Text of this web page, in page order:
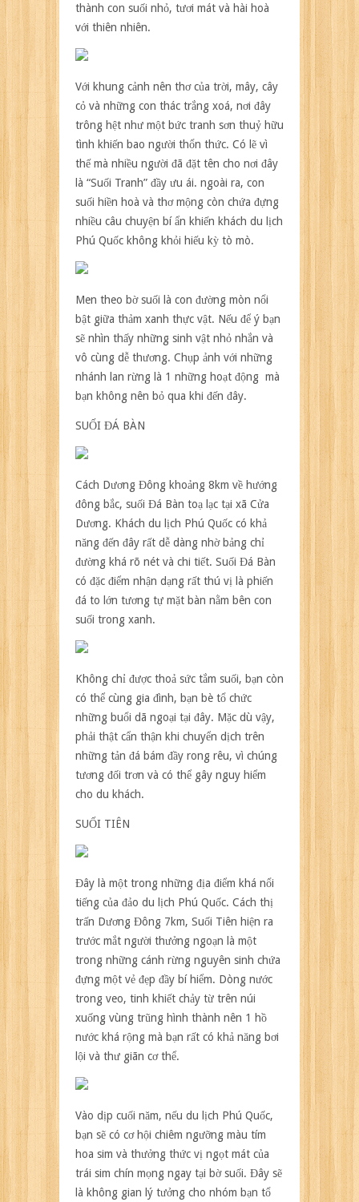
thành con suối nhỏ, tươi mát và hài hoà
với thiên nhiên.
Với khung cảnh nên thơ của trời, mây, cây
cỏ và những con thác trắng xoá, nơi đây
trông hệt như một bức tranh sơn thuỷ hữu
tình khiến bao người thổn thức. Có lẽ vì
thế mà nhiều người đã đặt tên cho nơi đây
là “Suối Tranh” đầy ưu ái. ngoài ra, con
suối hiền hoà và thơ mộng còn chứa đựng
nhiều câu chuyện bí ẩn khiến khách du lịch
Phú Quốc không khỏi hiếu kỳ tò mò.
Men theo bờ suối là con đường mòn nổi
bật giữa thảm xanh thực vật. Nếu để ý bạn
sẽ nhìn thấy những sinh vật nhỏ nhắn và
vô cùng dễ thương. Chụp ảnh với những
nhánh lan rừng là 1 những hoạt động mà
bạn không nên bỏ qua khi đến đây.
SUỐI ĐÁ BÀN
Cách Dương Đông khoảng 8km về hướng
đông bắc, suối Đá Bàn toạ lạc tại xã Cửa
Dương. Khách du lịch Phú Quốc có khả
năng đến đây rất dễ dàng nhờ bảng chỉ
đường khá rõ nét và chi tiết. Suối Đá Bàn
có đặc điểm nhận dạng rất thú vị là phiến
đá to lớn tương tự mặt bàn nằm bên con
suối trong xanh.
Không chỉ được thoả sức tắm suối, bạn còn
có thể cùng gia đình, bạn bè tổ chức
những buổi dã ngoại tại đây. Mặc dù vậy,
phải thật cẩn thận khi chuyển dịch trên
những tản đá bám đầy rong rêu, vì chúng
tương đối trơn và có thể gây nguy hiểm
cho du khách.
SUỐI TIÊN
Đây là một trong những địa điểm khá nổi
tiếng của đảo du lịch Phú Quốc. Cách thị
trấn Dương Đông 7km, Suối Tiên hiện ra
trước mắt người thưởng ngoạn là một
trong những cánh rừng nguyên sinh chứa
đựng một vẻ đẹp đầy bí hiểm. Dòng nước
trong veo, tinh khiết chảy từ trên núi
xuống vùng trũng hình thành nên 1 hồ
nước khá rộng mà bạn rất có khả năng bơi
lội và thư giãn cơ thể.
Vào dịp cuối năm, nếu du lịch Phú Quốc,
bạn sẽ có cơ hội chiêm ngưỡng màu tím
hoa sim và thưởng thức vị ngọt mát của
trái sim chín mọng ngay tại bờ suối. Đây sẽ
là không gian lý tưởng cho nhóm bạn tổ